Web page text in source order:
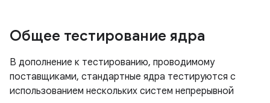
Общее тестирование ядра
В дополнение к тестированию, проводимому
поставщиками, стандартные ядра тестируются с
использованием нескольких систем непрерывной